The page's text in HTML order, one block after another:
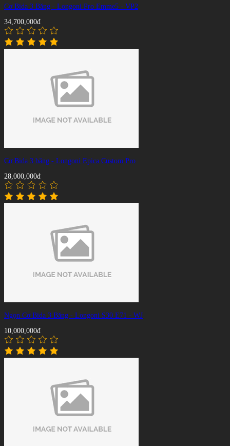
Cơ Bida 3 Băng - Longoni Pro Emme5 - VP2
34,700,000đ
Cơ Bida 3 băng - Longoni Epica Custom Pro
28,000,000đ
Ngọn Cơ Bida 3 Băng - Longoni S30 E71 - WJ
10,000,000đ